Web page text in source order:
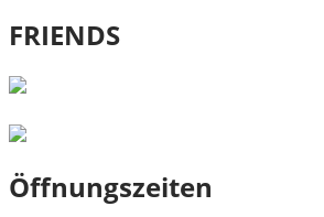
FRIENDS
Öffnungszeiten